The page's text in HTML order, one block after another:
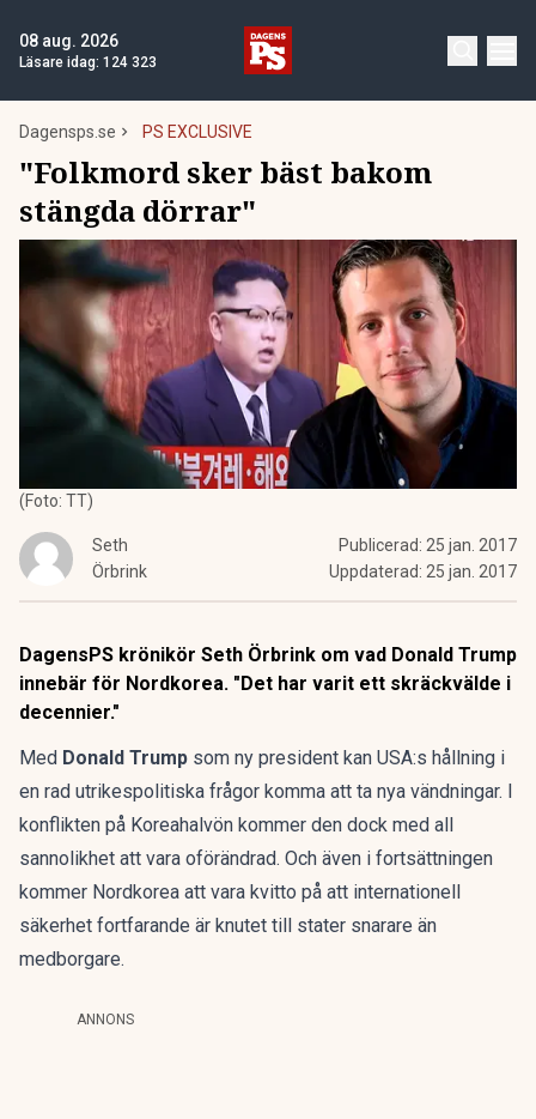
08 aug. 2026
Läsare idag: 124 323
Dagensps.se PS EXCLUSIVE
"Folkmord sker bäst bakom
stängda dörrar"
(Foto: TT)
Seth
Örbrink
Publicerad: 25 jan. 2017
Uppdaterad: 25 jan. 2017
DagensPS krönikör Seth Örbrink om vad Donald Trump
innebär för Nordkorea. "Det har varit ett skräckvälde i
decennier."
Med Donald Trump som ny president kan USA:s hållning i
en rad utrikespolitiska frågor komma att ta nya vändningar. I
konflikten på Koreahalvön kommer den dock med all
sannolikhet att vara oförändrad. Och även i fortsättningen
kommer Nordkorea att vara kvitto på att internationell
säkerhet fortfarande är knutet till stater snarare än
medborgare.
ANNONS